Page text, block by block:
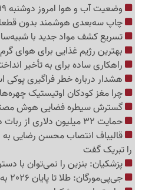
وضعیت آب و هوا امروز دوشنبه 19 مرداد 1405 + وضعیت استانها
چاپ سه‌بعدی هوشمند بدون
تسریع کشف مواد جدید با
بهترین رژیم غذایی برای هوای گرم
راهکاری ساده برای به تأخیر
هشدار درباره خطر فراگیری پوکی
چرا مغز کودکان اوتیستیک
گسترش سیطره فضایی هوش
حمایت 32 میلیون دلاری از ربات درمانگر سکته مغزی
قالیباف انتصاب محسن رضایی
را تبریک گفت
پزشکیان: بنزین را نمی‌توان با
جی‌پی‌مورگان: طلا تا پایان 2026 به 5 هزار دلار می‌رسد